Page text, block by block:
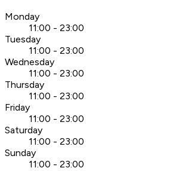
Monday
11:00 - 23:00
Tuesday
11:00 - 23:00
Wednesday
11:00 - 23:00
Thursday
11:00 - 23:00
Friday
11:00 - 23:00
Saturday
11:00 - 23:00
Sunday
11:00 - 23:00